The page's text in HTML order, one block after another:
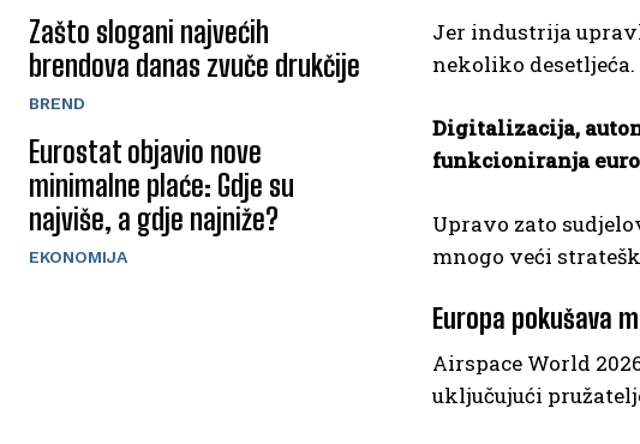
Zašto slogani najvećih
brendova danas zvuče drukčije
BREND
Eurostat objavio nove
minimalne plaće: Gdje su
najviše, a gdje najniže?
EKONOMIJA
Jer industrija
nekoliko desetljeća.
Digitalizacija,
funkcioniranja
Upravo zato
mnogo veći
Europa pokušava
Airspace World
uključujući